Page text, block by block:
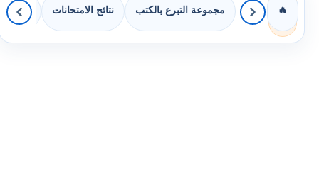
🔥 مجموعة التبرع بالكتب نتائج الامتحانات